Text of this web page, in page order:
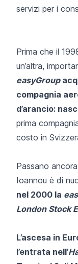
servizi per i
Prima che il
un’altra,
easyGroup
compagnia
d’arancio:
prima
costo in
Passano
Ioannou è di
nel 2000 la
London Stock
L’ascesa in
l’entrata nell’